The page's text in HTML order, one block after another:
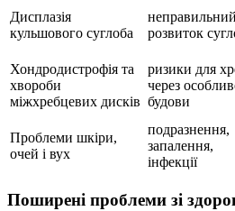
Дисплазія
кульшового суглоба
неправильний
розвиток
Хондродистрофія та
хвороби
міжхребцевих дисків
ризики для
через
будови
Проблеми шкіри,
очей і вух
подразнення,
запалення,
інфекції
Поширені проблеми зі